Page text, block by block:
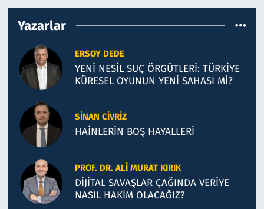
Yazarlar
ERSOY DEDE
YENİ NESİL SUÇ ÖRGÜTLERİ: TÜRKİYE
KÜRESEL OYUNUN YENİ SAHASI Mİ?
SINAN CIVRIZ
HAİNLERİN BOŞ HAYALLERİ
PROF. DR. ALI MURAT KIRIK
DİJİTAL SAVAŞLAR ÇAĞINDA VERİYE
NASIL HAKİM OLACAĞIZ?